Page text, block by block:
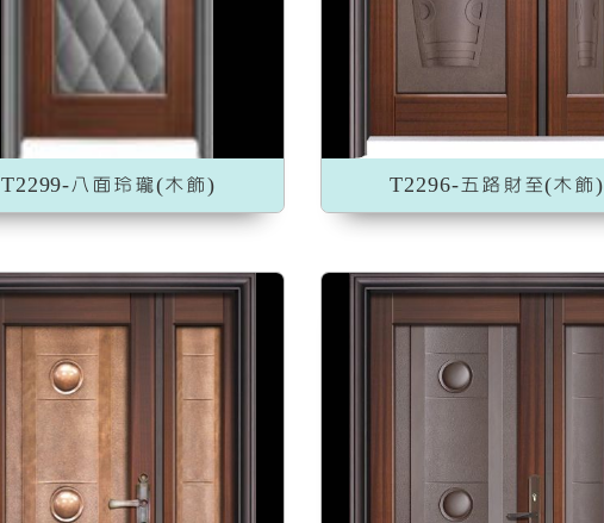
T2299-八面玲瓏(木飾) T2296-五路財至(木飾)
加入收藏